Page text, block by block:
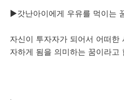
▶갓난아이에게 우유를 먹이는
자신이 투자자가 되어서 어떠한
자하게 됨을 의미하는 꿈이라고